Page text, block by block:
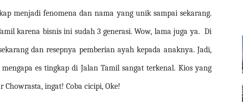
menjadi fenomena dan nama yang unik sampai sekarang.
karena bisnis ini sudah 3 generasi. Wow, lama juga ya. Di
dan resepnya pemberian ayah kepada anaknya. Jadi,
es tingkap di Jalan Tamil sangat terkenal. Kios yang
Chowrasta, ingat! Coba cicipi, Oke!